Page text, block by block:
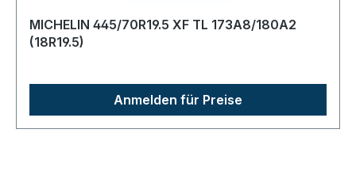
MICHELIN 445/70R19.5 XF TL 173A8/180A2
(18R19.5)
Anmelden für Preise